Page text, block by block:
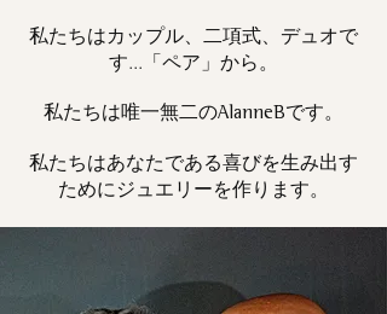
私たちはカップル、二項式、デュオで
す...「ペア」から。
私たちは唯一無二のAlanneBです。
私たちはあなたである喜びを生み出す
ためにジュエリーを作ります。